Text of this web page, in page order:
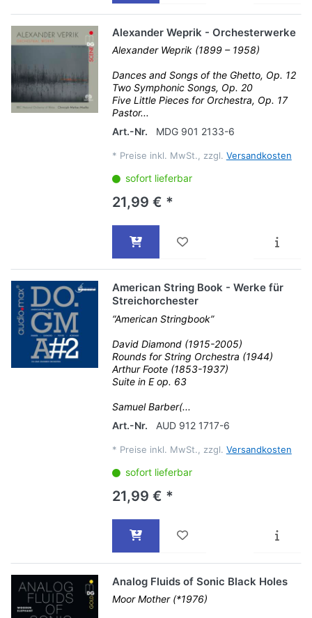
Alexander Weprik - Orchesterwerke
Alexander Weprik (1899 – 1958)
Dances and Songs of the Ghetto, Op. 12
Two Symphonic Songs, Op. 20
Five Little Pieces for Orchestra, Op. 17
Pastor...
Art.-Nr.
MDG 901 2133-6
* Preise inkl. MwSt., zzgl. Versandkosten
sofort lieferbar
21,99 € *
American String Book - Werke für
Streichorchester
“American Stringbook”
David Diamond (1915-2005)
Rounds for String Orchestra (1944)
Arthur Foote (1853-1937)
Suite in E op. 63
Samuel Barber(...
Art.-Nr.
AUD 912 1717-6
* Preise inkl. MwSt., zzgl. Versandkosten
sofort lieferbar
21,99 € *
Analog Fluids of Sonic Black Holes
Moor Mother (*1976)